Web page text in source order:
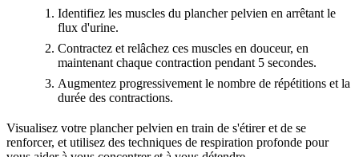
Identifiez les muscles du plancher pelvien en arrêtant le
flux d'urine.
Contractez et relâchez ces muscles en douceur, en
maintenant chaque contraction pendant 5 secondes.
Augmentez progressivement le nombre de répétitions et la
durée des contractions.
Visualisez votre plancher pelvien en train de s'étirer et de se
renforcer, et utilisez des techniques de respiration profonde pour